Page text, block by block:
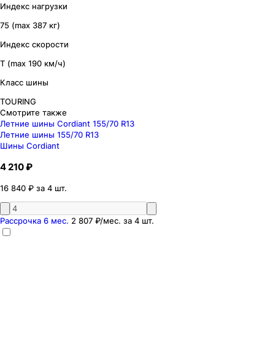
Индекс нагрузки
75 (max 387 кг)
Индекс скорости
T (max 190 км/ч)
Класс шины
TOURING
Смотрите также
Летние шины Cordiant 155/70 R13
Летние шины 155/70 R13
Шины Cordiant
4 210 ₽
16 840 ₽ за 4 шт.
Рассрочка 6 мес. 2 807 ₽/мес. за 4 шт.